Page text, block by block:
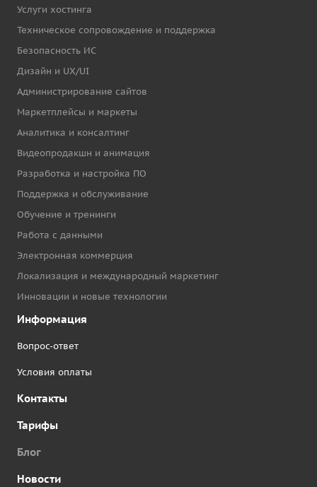
Услуги хостинга
Техническое сопровождение и поддержка
Безопасность ИС
Дизайн и UX/UI
Администрирование сайтов
Маркетплейсы и маркеты
Аналитика и консалтинг
Видеопродакшн и анимация
Разработка и настройка ПО
Поддержка и обслуживание
Обучение и тренинги
Работа с данными
Электронная коммерция
Локализация и международный маркетинг
Инновации и новые технологии
Информация
Вопрос-ответ
Условия оплаты
Контакты
Тарифы
Блог
Новости